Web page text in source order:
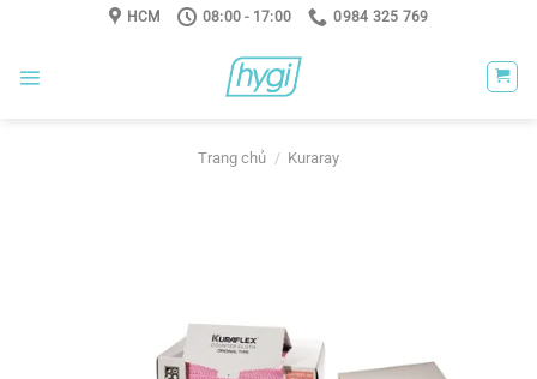
HCM 08:00 - 17:00 0984 325 769
Trang chủ / Kuraray